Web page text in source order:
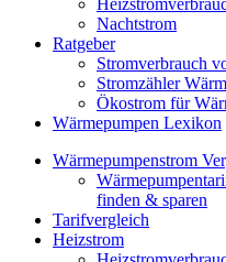
Nachtstrom
Ratgeber
Stromverbrauch
Stromzähler
Ökostrom für
Wärmepumpen Lexikon
Wärmepumpenstrom
finden & sparen
Tarifvergleich
Heizstrom